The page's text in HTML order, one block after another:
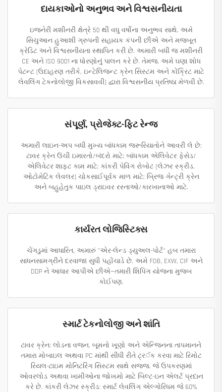
દાયકાઓનો અનુભવ અને વિશ્વસનીયતા
ઇજનેરી મશીનરી ક્ષેત્રે 50 થી વધુ વર્ષોના અનુભવ સાથે, અમે
સિચુઆન હુઆશી ગ્રુપની સહાયક કંપની છીએ અને મજબૂત
ક્રેડિટ અને વિશ્વસનીયતા સ્થાપિત કરી છે. અમારી બધી જ મશીનરી
CE અને ISO 9001 ના ધોરણોનું પાલન કરે છે. તેમજ, અમે ઘણા શોધ
પેટન્ટ (ઉદાહરણ તરીકે, ઇન્ટેલિજન્ટ ક્રેન સિસ્ટમ અને કોંક્રિટ માટે
લેવલિંગ ટેકનોલોજી વિકસાવવી) દ્વારા વિશ્વસનીય પ્રતિષ્ઠા મેળવી છે.
સંપૂર્ણ, પ્રોજેક્ટ-ફિટ રેન્જ
અમારી લાઇન-અપ બધી મુખ્ય બાંધકામ જરૂરિયાતોને આવરી લે છે:
ટાવર ક્રેન ઉંચી ઇમારતો/બંદરો માટે; બાંધકામ એલિવેટર ફેસેડ/
એલિવેટર શાફ્ટ કામ માટે; કાંકરી પેવિંગ રોબોટ (લેઝર સ્ક્રીડ,
ઓટોમેટિક લેવલર) ચોકસાઈપૂર્વક માળ માટે; બ્રિજ ગેન્ટ્રી ક્રેન
અને બહુહેતુક પાઇલ ડ્રાઇવર રસ્તાઓ/કારખાનાઓ માટે.
કાર્યરત લોજિસ્ટિક્સ
ચેંગડુમાં આધારિત, અમારું "એર-લેન્ડ ડ્યુઅલ-પોર્ટ" હબ તમારા
સાધનસામગ્રીને દરવાજા સુધી પહોંચાડે છે. અમે FOB, EXW, CIF અને
DDP ને આધાર આપીએ છીએ—તમારી શિપિંગ યોજના મુજબ
કોઈપણ.
સ્માર્ટ ટેકનોલોજી અને શાંતિ
ટાવર ક્રેન: લોડના વજન, બૂમનો ખૂણો અને એન્જિનના તાપમાનને
તમારા મોબાઇલ અથવા PC માંથી સીધી રીતે ટ્ર‍ॅક કરવા માટે રિમોટ
રિયલ-ટાઇમ મોનિટરિંગ સિસ્ટમ સાથે સજ્જ, જે ઉપકરણમાં
ઓવરલોડ અથવા ખામીઓના જોખમો માટે બિલ્ટ-ઇન એલર્ટ પ્રદાન
કરે છે. કાંકરી લેઝર સ્ક્રીડ: સ્માર્ટ લેવલિંગ એલ્ગોરિધમ જે 60%